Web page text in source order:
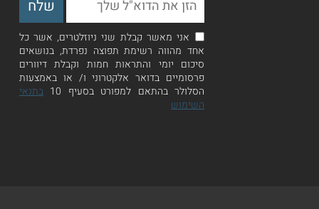
אני מאשר קבלת שני ניוזלטרים, אשר כל
אחד מהווה רשימת תפוצה נפרדת, בנושאים
סיכום יומי והתראות חמות וקבלת דיוורים
פרסומיים בדואר אלקטרוני ו/ או באמצעות
הסלולר בהתאם למפורט בסעיף 10
בתנאי
השימוש